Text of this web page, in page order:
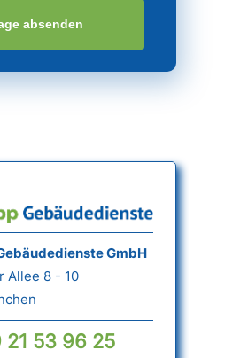
absenden
GmbH
Allee 8 - 10
53 96 25